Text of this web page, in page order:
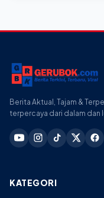
Berita Aktual, Tajam &
terpercaya dari dalam dan
KATEGORI